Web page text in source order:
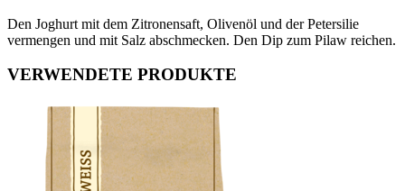
Den Joghurt mit dem Zitronensaft, Olivenöl und der Petersilie
vermengen und mit Salz abschmecken. Den Dip zum Pilaw reichen.
VERWENDETE PRODUKTE